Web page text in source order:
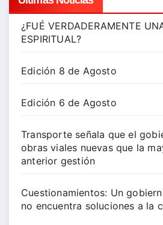
¿FUÉ VERDADERAMENTE
ESPIRITUAL?
Edición 8 de Agosto
Edición 6 de Agosto
Transporte señala que el
obras viales nuevas que la
anterior gestión
Cuestionamientos: Un
no encuentra soluciones a la